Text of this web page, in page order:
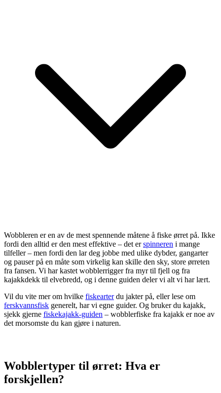
Wobbleren er en av de mest spennende måtene å fiske ørret på. Ikke
fordi den alltid er den mest effektive – det erspinneren i mange
tilfeller – men fordi den lar deg jobbe med ulike dybder, gangarter
og pauser på en måte som virkelig kan skille den sky, store ørreten
fra fansen. Vi har kastet wobblerrigger fra myr til fjell og fra
kajakkdekk til elvebredd, og i denne guiden deler vi alt vi har lært.
Vil du vite mer om hvilke fiskearterdu jakter på, eller lese om
ferskvannsfisk generelt, har vi egne guider. Og bruker du kajakk,
sjekk gjerne fiskekajakk-guiden – wobblerfiske fra kajakk er noe av
det morsomste du kan gjøre i naturen.
Wobblertyper til ørret: Hva er
forskjellen?